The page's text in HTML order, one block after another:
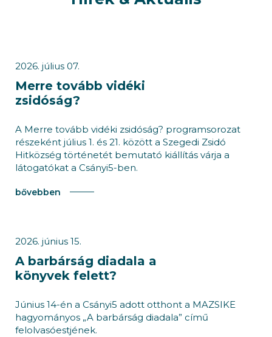
2026. július 07.
Merre tovább vidéki
zsidóság?
A Merre tovább vidéki zsidóság? programsorozat
részeként július 1. és 21. között a Szegedi Zsidó
Hitközség történetét bemutató kiállítás várja a
látogatókat a Csányi5-ben.
bővebben
2026. június 15.
A barbárság diadala a
könyvek felett?
Június 14-én a Csányi5 adott otthont a MAZSIKE
hagyományos „A barbárság diadala” című
felolvasóestjének.